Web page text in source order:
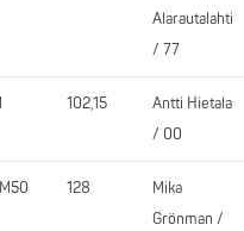
Alarautalahti
/ 77
102,15
Antti Hietala
/ 00
128
Mika
Grönman /